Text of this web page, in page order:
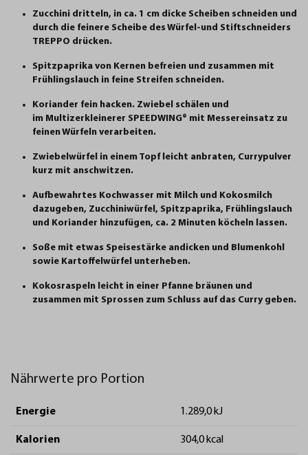
Zucchini dritteln, in ca. 1 cm dicke Scheiben schneiden und
durch die feinere Scheibe des Würfel-und Stiftschneiders
TREPPO drücken.
Spitzpaprika von Kernen befreien und zusammen mit
Frühlingslauch in feine Streifen schneiden.
Koriander fein hacken. Zwiebel schälen und
im Multizerkleinerer SPEEDWING® mit Messereinsatz zu
feinen Würfeln verarbeiten.
Zwiebelwürfel in einem Topf leicht anbraten, Currypulver
kurz mit anschwitzen.
Aufbewahrtes Kochwasser mit Milch und Kokosmilch
dazugeben, Zucchiniwürfel, Spitzpaprika, Frühlingslauch
und Koriander hinzufügen, ca. 2 Minuten köcheln lassen.
Soße mit etwas Speisestärke andicken und Blumenkohl
sowie Kartoffelwürfel unterheben.
Kokosraspeln leicht in einer Pfanne bräunen und
zusammen mit Sprossen zum Schluss auf das Curry geben.
Nährwerte pro Portion
Energie 1.289,0 kJ
Kalorien 304,0 kcal